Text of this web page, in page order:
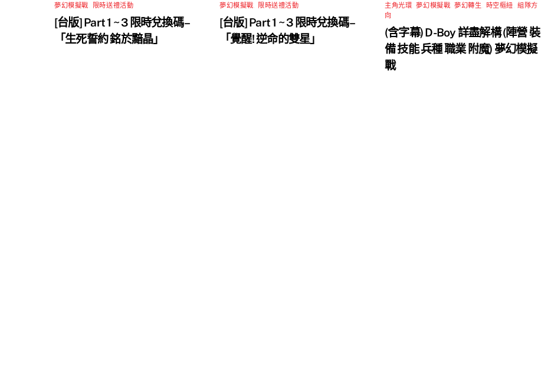
夢幻模擬戰 限時送禮活動
[台版] Part 1 ~ 3 限時兌換碼 –
「生死誓約 銘於黯晶」
夢幻模擬戰 限時送禮活動
[台版] Part 1 ~ 3 限時兌換碼 –
「覺醒! 逆命的雙星」
主角光環 ,夢幻模擬戰 ,夢幻轉生 時空樞紐 ,組隊方
向
(含字幕) D-Boy 詳盡解構 (陣營 裝
備 技能 兵種 職業 附魔) 夢幻模擬
戰